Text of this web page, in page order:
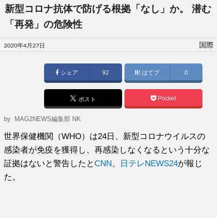
新型コロナ抗体で防げる根拠「なし」か。 潜む
「再発」の危険性
投
稿
2020年4月27日 国際
シェア 92 はてブ 0
ポスト Pocket
by MAG2NEWS編集部 NK
世界保健機関（WHO）は24日、新型コロナウイルスの
感染者が免疫を獲得し、再感染しなくなるという十分な
証拠はないと警告したとCNN、 日テレNEWS24が報じ
た。